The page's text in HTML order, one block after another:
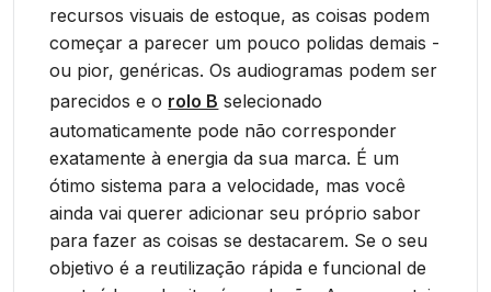
recursos visuais de estoque, as coisas podem
começar a parecer um pouco polidas demais -
ou pior, genéricas. Os audiogramas podem ser
parecidos e o rolo B selecionado
automaticamente pode não corresponder
exatamente à energia da sua marca. É um
ótimo sistema para a velocidade, mas você
ainda vai querer adicionar seu próprio sabor
para fazer as coisas se destacarem. Se o seu
objetivo é a reutilização rápida e funcional de